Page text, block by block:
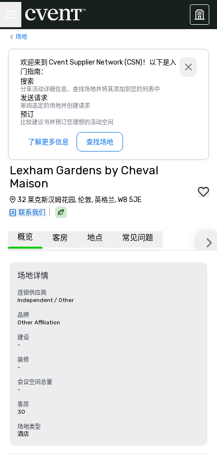
场地
欢迎来到 Cvent Supplier Network (CSN)！以下是入
门指南：
搜索
分享活动详细信息、查找场地并将其添加到您的列表中
发送请求
审阅选定的场地并创建请求
预订
比较建议书并预订您理想的活动空间
了解更多信息 查找场地
Lexham Gardens by Cheval
Maison
32 莱克斯汉姆花园, 伦敦, 英格兰, W8 5JE
联系我们
概览 客房 地点 常见问题
场地详情
连锁供应商
Independent / Other
品牌
Other Affiliation
建设
-
装修
-
会议空间总量
-
客房
30
场地类型
酒店